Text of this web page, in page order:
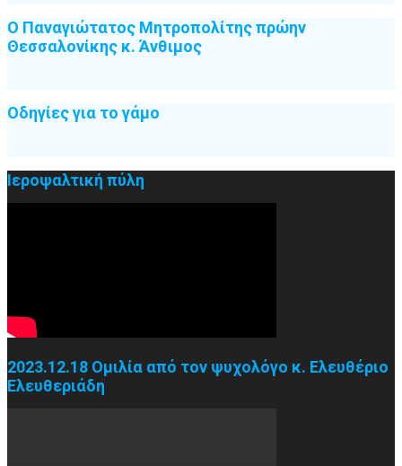
Ο Παναγιώτατος Μητροπολίτης πρώην
Θεσσαλονίκης κ. Άνθιμος
Οδηγίες για το γάμο
Ιεροψαλτική πύλη
2023.12.18 Ομιλία από τον ψυχολόγο κ. Ελευθέριο
Ελευθεριάδη